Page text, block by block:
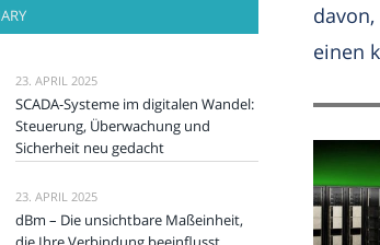
einen
23. APRIL 2025
SCADA-Systeme im digitalen Wandel:
Steuerung, Überwachung und
Sicherheit neu gedacht
23. APRIL 2025
dBm – Die unsichtbare Maßeinheit,